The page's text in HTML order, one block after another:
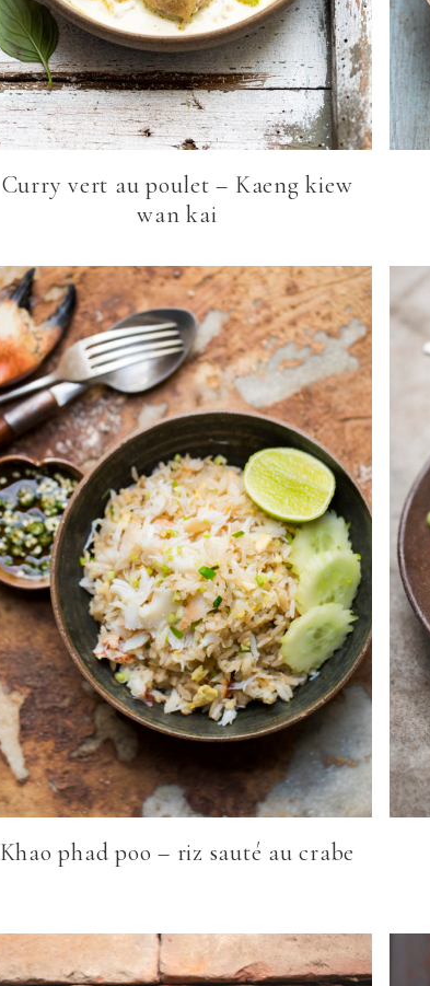
Curry vert au poulet – Kaeng kiew
wan kai
Khao phad poo – riz sauté au crabe